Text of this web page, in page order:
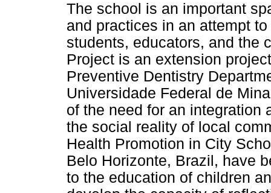
The school is an important
and practices in an attempt
students, educators, and the
Project is an extension
Preventive Dentistry
Universidade Federal de
of the need for an integration
the social reality of local
Health Promotion in City
Belo Horizonte, Brazil, have
to the education of children